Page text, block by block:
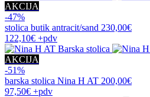
AKCIJA
-47%
stolica butik antracit/sand 230,00€
122,10€ +pdv
AKCIJA
-51%
barska stolica Nina H AT 200,00€
97,50€ +pdv